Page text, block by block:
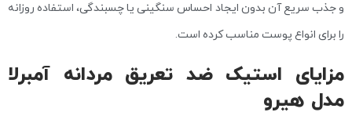
و جذب سریع آن بدون ایجاد احساس سنگینی یا چسبندگی، استفاده روزانه
را برای انواع پوست مناسب کرده است.
مزایای استیک ضد تعریق مردانه آمبرلا
مدل هیرو